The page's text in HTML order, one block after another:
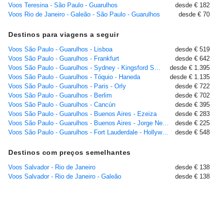
Voos Teresina - São Paulo - Guarulhos
desde € 182
Voos Rio de Janeiro - Galeão - São Paulo - Guarulhos
desde € 70
Destinos para viagens a seguir
Voos São Paulo - Guarulhos - Lisboa
desde € 519
Voos São Paulo - Guarulhos - Frankfurt
desde € 642
Voos São Paulo - Guarulhos - Sydney - Kingsford Smith
desde € 1.395
Voos São Paulo - Guarulhos - Tóquio - Haneda
desde € 1.135
Voos São Paulo - Guarulhos - Paris - Orly
desde € 722
Voos São Paulo - Guarulhos - Berlim
desde € 702
Voos São Paulo - Guarulhos - Cancún
desde € 395
Voos São Paulo - Guarulhos - Buenos Aires - Ezeiza
desde € 283
Voos São Paulo - Guarulhos - Buenos Aires - Jorge Newbery
desde € 225
Voos São Paulo - Guarulhos - Fort Lauderdale - Hollywood, FL
desde € 548
Destinos com preços semelhantes
Voos Salvador - Rio de Janeiro
desde € 138
Voos Salvador - Rio de Janeiro - Galeão
desde € 138